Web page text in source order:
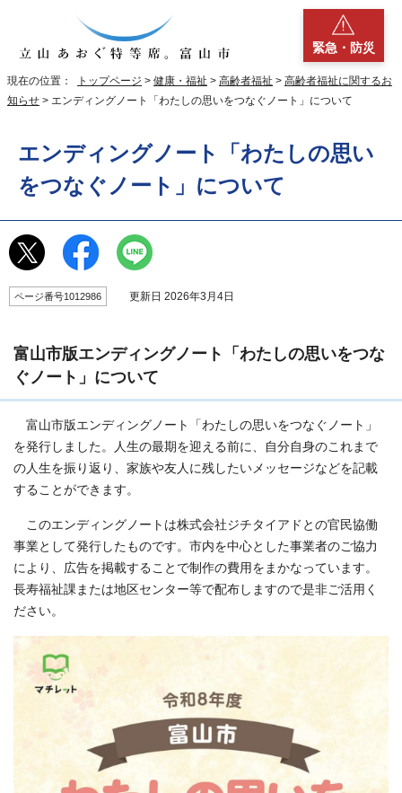
緊急・防災
現在の位置： トップページ > 健康・福祉 > 高齢者福祉 > 高齢者福祉に関するお
知らせ > エンディングノート「わたしの思いをつなぐノート」について
エンディングノート「わたしの思い
をつなぐノート」について
ページ番号1012986 更新日 2026年3月4日
富山市版エンディングノート「わたしの思いをつな
ぐノート」について
富山市版エンディングノート「わたしの思いをつなぐノート」
を発行しました。人生の最期を迎える前に、自分自身のこれまで
の人生を振り返り、家族や友人に残したいメッセージなどを記載
することができます。
このエンディングノートは株式会社ジチタイアドとの官民協働
事業として発行したものです。市内を中心とした事業者のご協力
により、広告を掲載することで制作の費用をまかなっています。
長寿福祉課または地区センター等で配布しますので是非ご活用く
ださい。